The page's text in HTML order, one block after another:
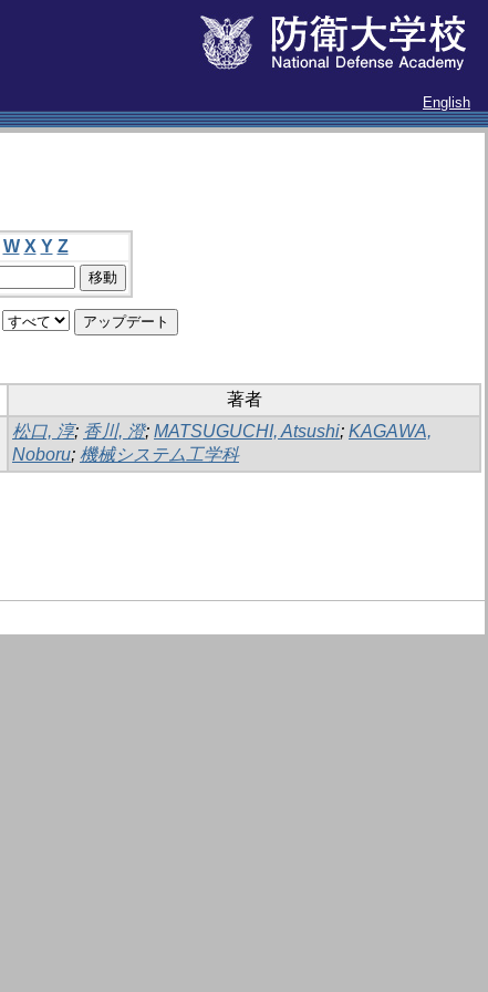
English
W X Y Z
著者
松口, 淳; 香川, 澄; MATSUGUCHI, Atsushi; KAGAWA,
Noboru; 機械システム工学科